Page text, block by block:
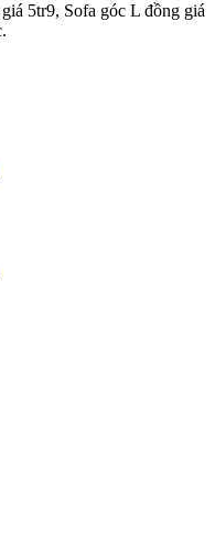
5tr9, Sofa góc L đồng giá